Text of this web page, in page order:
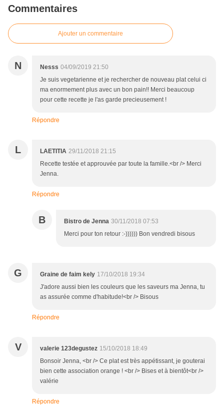
Commentaires
Ajouter un commentaire
N Nesss 04/09/2019 21:50
Je suis vegetarienne et je rechercher de nouveau plat celui ci
ma enormement plus avec un bon pain!! Merci beaucoup
pour cette recette je l'as garde precieusement !
Répondre
L LAETITIA 29/11/2018 21:15
Recette testée et approuvée par toute la famille.<br /> Merci
Jenna.
Répondre
B Bistro de Jenna 30/11/2018 07:53
Merci pour ton retour :-)))))) Bon vendredi bisous
G Graine de faim kely 17/10/2018 19:34
J'adore aussi bien les couleurs que les saveurs ma Jenna, tu
as assurée comme d'habitude!<br /> Bisous
Répondre
V valerie 123degustez 15/10/2018 18:49
Bonsoir Jenna, <br /> Ce plat est très appétissant, je gouterai
bien cette association orange ! <br /> Bises et à bientôt<br />
valérie
Répondre